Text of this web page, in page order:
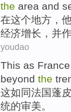
the area and
在这个地方 ，
经济增长 ， 并
youdao
This as France
beyond the
这如同法国蓬
统的审美。